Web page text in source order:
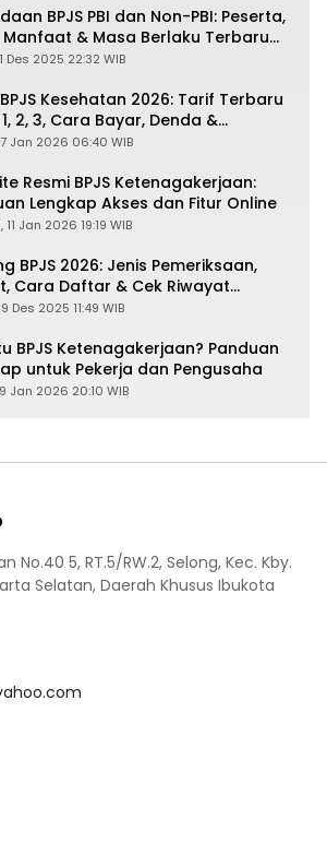
BPJS PBI dan Non-PBI: Peserta,
Manfaat & Masa Berlaku Terbaru
Des 2025 22:32 WIB
Kesehatan 2026: Tarif Terbaru
2, 3, Cara Bayar, Denda &
Lengkap Peserta JKN-KIS
Jan 2026 06:40 WIB
Resmi BPJS Ketenagakerjaan:
Lengkap Akses dan Fitur Online
Jan 2026 19:19 WIB
BPJS 2026: Jenis Pemeriksaan,
Cara Daftar & Cek Riwayat
Gratis
Des 2025 11:49 WIB
BPJS Ketenagakerjaan? Panduan
untuk Pekerja dan Pengusaha
Jan 2026 20:10 WIB
No.40 5, RT.5/RW.2, Selong, Kec. Kby.
Selatan, Daerah Khusus Ibukota